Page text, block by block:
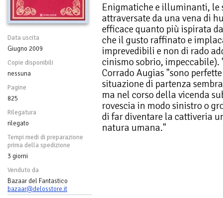
Data uscita
Giugno 2009
Copie disponibili
nessuna
Pagine
825
Rilegatura
rilegato
Tempi medi di preparazione
prima della spedizione
3 giorni
Venduto da
Bazaar del Fantastico
bazaar@delosstore.it
Enigmatiche e illuminanti, le
attraversate da una vena di
efficace quanto più ispirata
che il gusto raffinato e
imprevedibili e non di rado
cinismo sobrio,
Corrado Augias "sono
situazione di partenza
ma nel corso della vicenda
rovescia in modo sinistro o
di far diventare la cattiveria
natura umana."